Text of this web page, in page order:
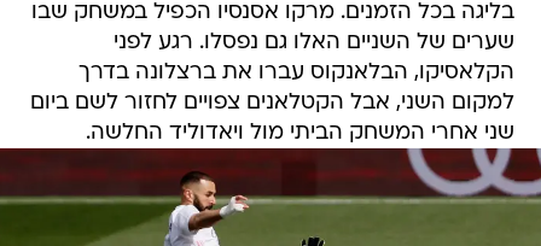
בליגה בכל הזמנים. מרקו אסנסיו הכפיל במשחק שבו
שערים של השניים האלו גם נפסלו. רגע לפני
הקלאסיקו, הבלאנקוס עברו את ברצלונה בדרך
למקום השני, אבל הקטלאנים צפויים לחזור לשם ביום
שני אחרי המשחק הביתי מול ויאדוליד החלשה.